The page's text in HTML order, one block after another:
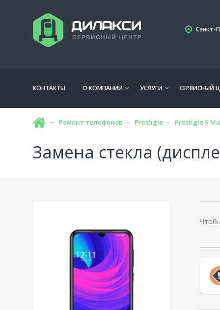
Санкт-
КОНТАКТЫ О КОМПАНИИ УСЛУГИ СЕРВИСНЫЙ
Ремонт телефонов Prestigio Prestigio S
Замена стекла